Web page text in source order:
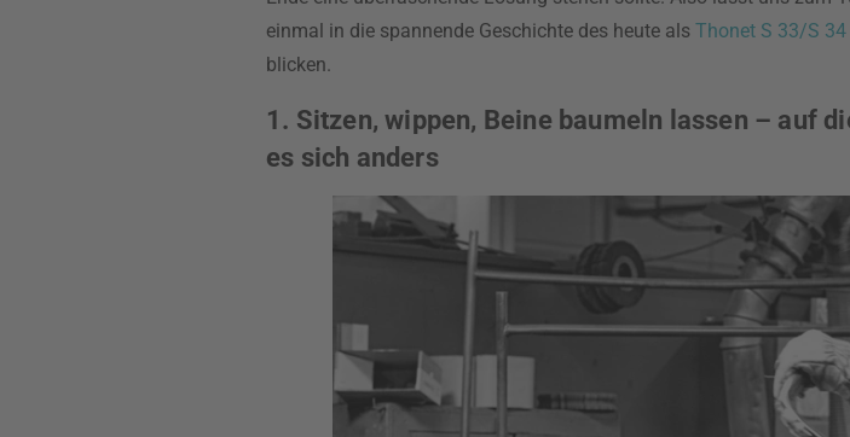
einmal in die spannende Geschichte des heute als Thonet S 33/S 34
blicken.
1. Sitzen, wippen, Beine baumeln lassen – auf
es sich anders